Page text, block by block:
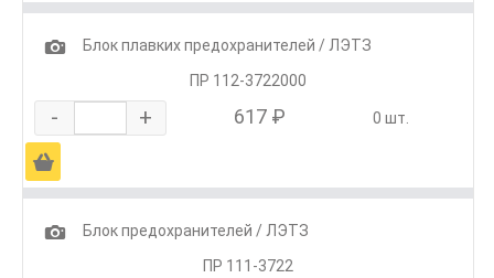
1
Блок плавких предохранителей / ЛЭТЗ
ПР 112-3722000
- + 617 ₽ 0 шт.
Ä
1
Блок предохранителей / ЛЭТЗ
ПР 111-3722